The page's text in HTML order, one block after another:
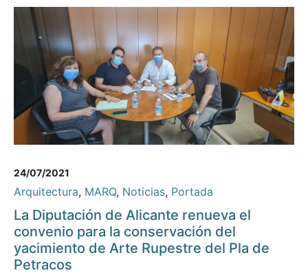
24/07/2021
Arquitectura, MARQ, Noticias, Portada
La Diputación de Alicante renueva el
convenio para la conservación del
yacimiento de Arte Rupestre del Pla de
Petracos